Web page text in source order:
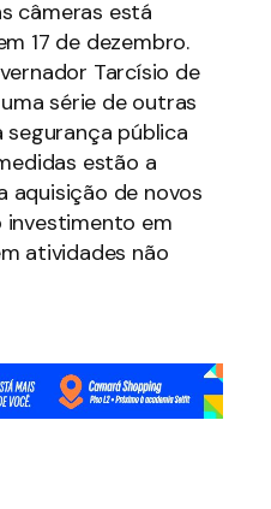
câmeras está
17 de dezembro.
Tarcísio de
série de outras
pública
estão a
aquisição de novos
em
atividades não